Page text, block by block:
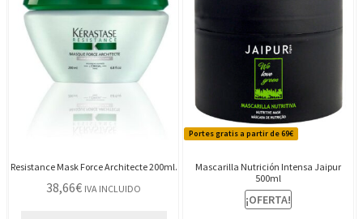
Resistance Mask Force Architecte 200ml.
38,66€ IVA INCLUIDO
Portes gratis a partir de 69€
Mascarilla Nutrición Intensa Jaipur
500ml
¡OFERTA!